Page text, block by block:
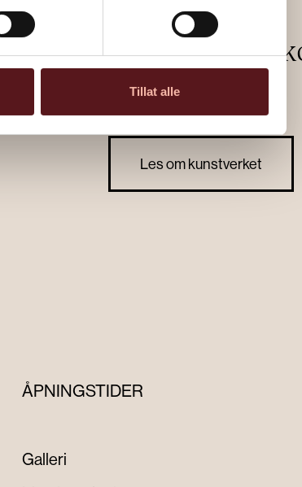
Tillat alle
“Urfisk” av
Gullvåg
Les om kunstverket
ÅPNINGSTIDER
Galleri